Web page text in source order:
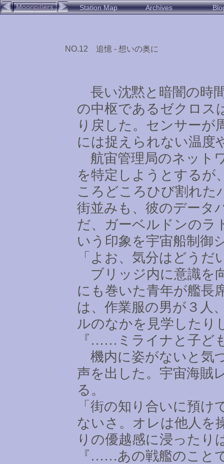
Station Map Archives
NO.12 追憶 - 想いの奥に
長い沈黙と暗闇の時
の中枢であるゼクロス
り戻した。センサーが
には捉えられない温度
航宙管理局のネット
を特定しようとするが
ころどころひび割れた
街並みも、彼のデータ
だ、ガーベルドンのラ
いう印象を宇宙船制御
「よお、気分はどうだ
ブリッジ内に意識を
にも巻いた青年が艦長
は、作業服の男が３人
ルのなかを見学したり
『 …… ミライナと子ど
機内に姿がないと気
声を出した。宇宙海賊
る。
「街の知り合いに預
ないさ。オレは他人を
りの優越感に浸ったり
『 ……あの戦艦のこと